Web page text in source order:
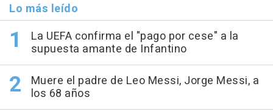
Lo más leído
La UEFA confirma el "pago por cese" a la
supuesta amante de Infantino
Muere el padre de Leo Messi, Jorge Messi, a
los 68 años